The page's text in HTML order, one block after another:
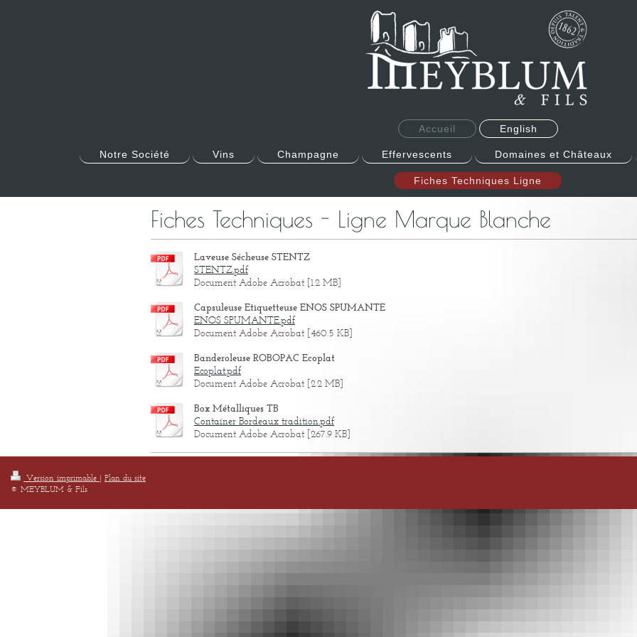
Accueil English
Notre Société Vins Champagne Effervescents Domaines et Châteaux
Fiches Techniques Ligne
Fiches Techniques - Ligne Marque Blanche
Laveuse Sécheuse STENTZ
STENTZ.pdf
Document Adobe Acrobat [1.2 MB]
Capsuleuse Etiquetteuse ENOS SPUMANTE
ENOS SPUMANTE.pdf
Document Adobe Acrobat [460.5 KB]
Banderoleuse ROBOPAC Ecoplat
Ecoplat.pdf
Document Adobe Acrobat [2.2 MB]
Box Métalliques TB
Container Bordeaux tradition.pdf
Document Adobe Acrobat [267.9 KB]
Version imprimable | Plan du site
© MEYBLUM & Fils